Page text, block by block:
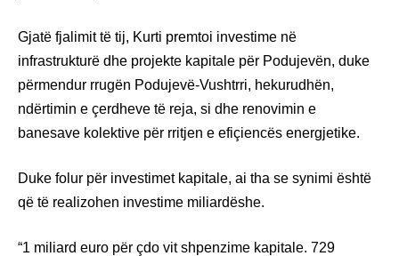
Gjatë fjalimit të tij, Kurti premtoi investime në
infrastrukturë dhe projekte kapitale për Podujevën, duke
përmendur rrugën Podujevë-Vushtrri, hekurudhën,
ndërtimin e çerdheve të reja, si dhe renovimin e
banesave kolektive për rritjen e efiçiencës energjetike.
Duke folur për investimet kapitale, ai tha se synimi është
që të realizohen investime miliardëshe.
“1 miliard euro për çdo vit shpenzime kapitale. 729